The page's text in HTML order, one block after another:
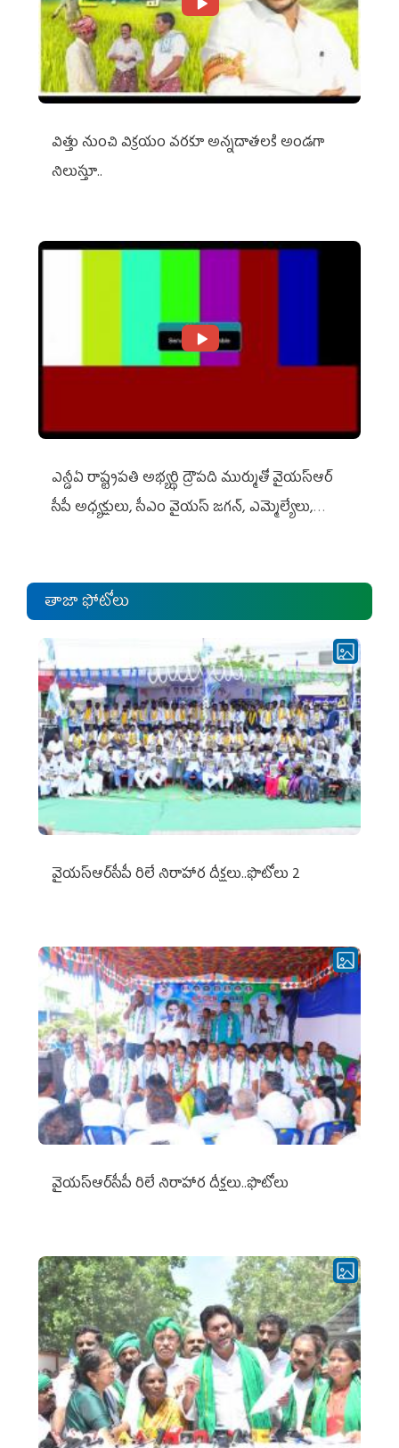
విత్తు నుంచి విక్రయం వరకూ అన్నదాతలకి అండగా
నిలుస్తూ..
ఎన్డీఏ రాష్ట్ర‌ప‌తి అభ్య‌ర్థి ద్రౌప‌ది ముర్ముతో వైయ‌స్ఆర్
సీపీ అధ్య‌క్షులు, సీఎం వైయ‌స్ జ‌గ‌న్, ఎమ్మెల్యేలు,
తాజా ఫోటోలు
వైయ‌స్ఆర్‌సీపీ రిలే నిరాహార దీక్షలు..ఫొటోలు 2
వైయ‌స్ఆర్‌సీపీ రిలే నిరాహార దీక్షలు..ఫొటోలు